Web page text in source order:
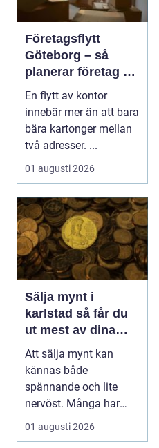
Företagsflytt
Göteborg – så
planerar företag en
smidig och trygg
flytt
En flytt av kontor
innebär mer än att bara
bära kartonger mellan
två adresser. ...
01 augusti 2026
Sälja mynt i
karlstad så får du
ut mest av dina
samlingar
Att sälja mynt kan
kännas både
spännande och lite
nervöst. Många har
ärvt mynt, hittat gamla
burkar ...
01 augusti 2026